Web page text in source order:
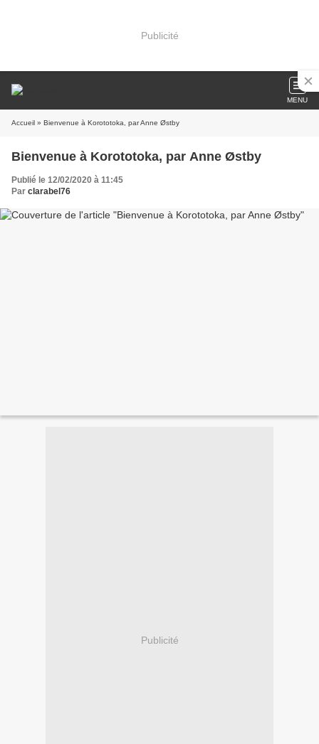
Publicité
MENU
Accueil » Bienvenue à Korototoka, par Anne Østby
Bienvenue à Korototoka, par Anne Østby
Publié le 12/02/2020 à 11:45
Par clarabel76
Publicité